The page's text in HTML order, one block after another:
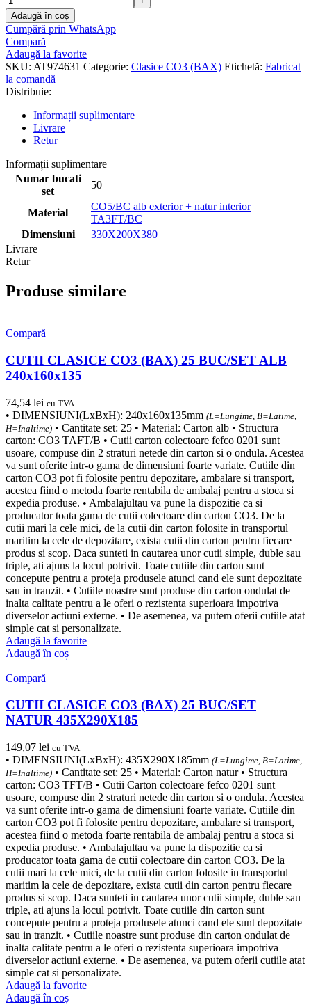
Adaugă în coș
Cumpără prin WhatsApp
Compară
Adaugă la favorite
SKU: AT974631 Categorie: Clasice CO3 (BAX) Etichetă: Fabricat
la comandă
Distribuie:
Informații suplimentare
Livrare
Retur
Informații suplimentare
Numar bucati
set
50
Material
CO5/BC alb exterior + natur interior
TA3FT/BC
Dimensiuni
330X200X380
Livrare
Retur
Produse similare
Compară
CUTII CLASICE CO3 (BAX) 25 BUC/SET ALB
240x160x135
74,54 lei cu TVA
• DIMENSIUNI(LxBxH): 240x160x135mm (L=Lungime, B=Latime,
H=Inaltime) • Cantitate set: 25 • Material: Carton alb • Structura
carton: CO3 TAFT/B • Cutii carton colectoare fefco 0201 sunt
usoare, compuse din 2 straturi netede din carton si o ondula. Acestea
va sunt oferite intr-o gama de dimensiuni foarte variate. Cutiile din
carton CO3 pot fi folosite pentru depozitare, ambalare si transport,
acestea fiind o metoda foarte rentabila de ambalaj pentru a stoca si
expedia produse. • Ambalajultau va pune la dispozitie ca si
producator toata gama de cutii colectoare din carton CO3. De la
cutii mari la cele mici, de la cutii din carton folosite in transportul
maritim la cele de depozitare, exista cutii din carton pentru fiecare
produs si scop. Daca sunteti in cautarea unor cutii simple, duble sau
triple, ati ajuns la locul potrivit. Toate cutiile din carton sunt
concepute pentru a proteja produsele atunci cand ele sunt depozitate
sau in tranzit. • Cutiile noastre sunt produse din carton ondulat de
inalta calitate pentru a le oferi o rezistenta superioara impotriva
diverselor actiuni externe. • De asemenea, va putem oferii cutiile atat
simple cat si personalizate.
Adaugă la favorite
Adaugă în coș
Compară
CUTII CLASICE CO3 (BAX) 25 BUC/SET
NATUR 435X290X185
149,07 lei cu TVA
• DIMENSIUNI(LxBxH): 435X290X185mm (L=Lungime, B=Latime,
H=Inaltime) • Cantitate set: 25 • Material: Carton natur • Structura
carton: CO3 TFT/B • Cutii Carton colectoare fefco 0201 sunt
usoare, compuse din 2 straturi netede din carton si o ondula. Acestea
va sunt oferite intr-o gama de dimensiuni foarte variate. Cutiile din
carton CO3 pot fi folosite pentru depozitare, ambalare si transport,
acestea fiind o metoda foarte rentabila de ambalaj pentru a stoca si
expedia produse. • Ambalajultau va pune la dispozitie ca si
producator toata gama de cutii colectoare din carton CO3. De la
cutii mari la cele mici, de la cutii din carton folosite in transportul
maritim la cele de depozitare, exista cutii din carton pentru fiecare
produs si scop. Daca sunteti in cautarea unor cutii simple, duble sau
triple, ati ajuns la locul potrivit. Toate cutiile din carton sunt
concepute pentru a proteja produsele atunci cand ele sunt depozitate
sau in tranzit. • Cutiile noastre sunt produse din carton ondulat de
inalta calitate pentru a le oferi o rezistenta superioara impotriva
diverselor actiuni externe. • De asemenea, va putem oferii cutiile atat
simple cat si personalizate.
Adaugă la favorite
Adaugă în coș